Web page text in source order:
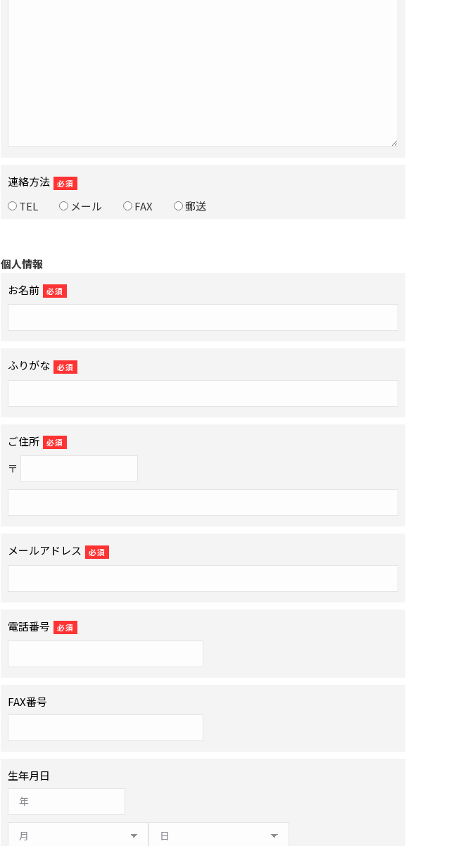
連絡方法 必須
TEL メール FAX 郵送
個人情報
お名前
必須
ふりがな 必須
ご住所 必須
〒
メールアドレス 必須
電話番号 必須
FAX番号
生年月日